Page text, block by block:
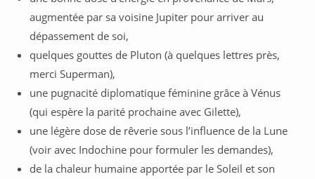
augmentée par sa voisine Jupiter pour arriver au
dépassement de soi,
quelques gouttes de Pluton (à quelques lettres près,
merci Superman),
une pugnacité diplomatique féminine grâce à Vénus
(qui espère la parité prochaine avec Gilette),
une légère dose de rêverie sous l’influence de la Lune
(voir avec Indochine pour formuler les demandes),
de la chaleur humaine apportée par le Soleil et son